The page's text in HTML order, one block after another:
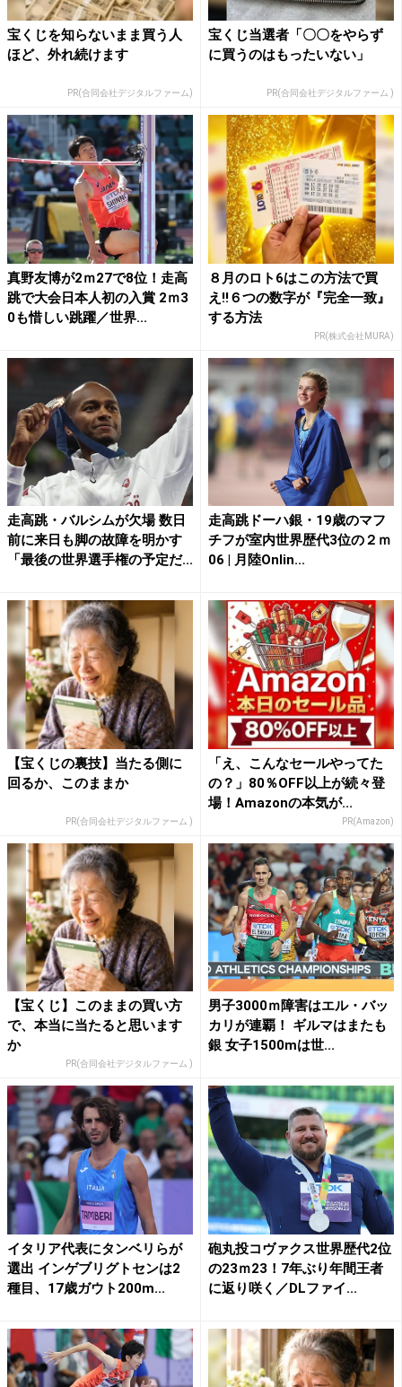
宝くじを知らないまま買う人
ほど、外れ続けます
PR(合同会社デジタルファーム)
宝くじ当選者「〇〇をやらず
に買うのはもったいない」
PR(合同会社デジタルファーム )
真野友博が2ｍ27で8位！走高
跳で大会日本人初の入賞 2ｍ3
0も惜しい跳躍／世界...
８月のロト6はこの方法で買
え!!６つの数字が『完全一致』
する方法
PR(株式会社MURA)
走高跳・バルシムが欠場 数日
前に来日も脚の故障を明かす
「最後の世界選手権の予定だ...
走高跳ドーハ銀・19歳のマフ
チフが室内世界歴代3位の２ｍ
06 | 月陸Onlin...
【宝くじの裏技】当たる側に
回るか、このままか
PR(合同会社デジタルファーム )
「え、こんなセールやってた
の？」80％OFF以上が続々登
場！Amazonの本気が...
PR(Amazon)
【宝くじ】このままの買い方
で、本当に当たると思います
か
PR(合同会社デジタルファーム )
男子3000ｍ障害はエル・バッ
カリが連覇！ ギルマはまたも
銀 女子1500mは世...
イタリア代表にタンベリらが
選出 インゲブリグトセンは2
種目、17歳ガウト200m...
砲丸投コヴァクス世界歴代2位
の23ｍ23！7年ぶり年間王者
に返り咲く／DLファイ...